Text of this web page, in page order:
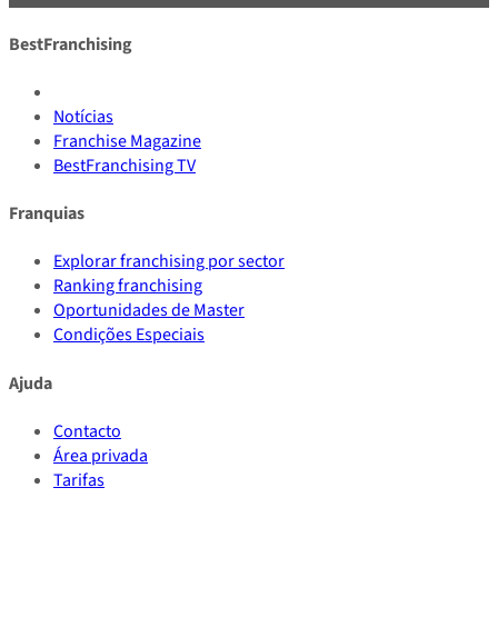
BestFranchising
Notícias
Franchise Magazine
BestFranchising TV
Franquias
Explorar franchising por sector
Ranking franchising
Oportunidades de Master
Condições Especiais
Ajuda
Contacto
Área privada
Tarifas